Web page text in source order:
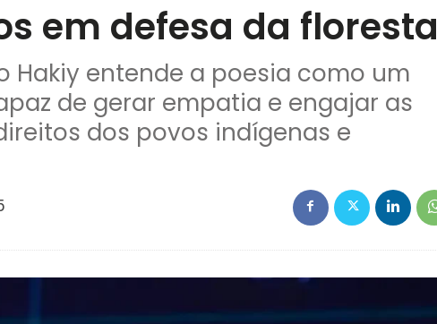
em defesa da floresta
Hakiy entende a poesia como um
de gerar empatia e engajar as
dos povos indígenas e